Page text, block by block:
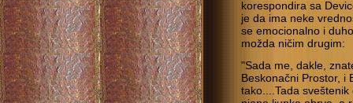
korespondira sa
je da ima neke
se emocionalno i
možda ničim drugim:
"Sada me, dakle,
Beskonačni Prostor, i
tako....Tada